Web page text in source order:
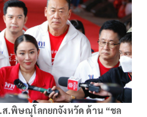
ส.พิษณุโลกยกจังหวัด ด้าน “ชล